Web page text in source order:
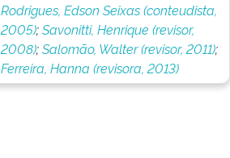
Rodrigues, Edson Seixas (conteudista,
2005);Savonitti, Henrique (revisor,
2008);Salomão, Walter (revisor, 2011);
Ferreira, Hanna (revisora, 2013)